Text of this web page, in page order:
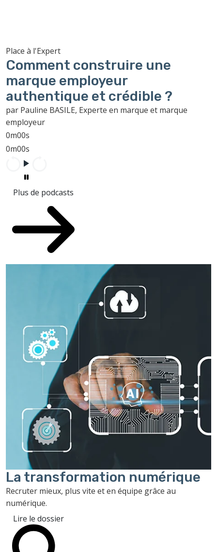
Place à l'Expert
Comment construire une
marque employeur
authentique et crédible ?
par Pauline BASILE, Experte en marque et marque
employeur
0m00s
0m00s
Plus de podcasts
La transformation numérique
Recruter mieux, plus vite et en équipe grâce au
numérique.
Lire le dossier